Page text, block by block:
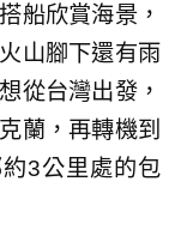
船欣賞海景，
山腳下還有雨
從台灣出發，
蘭，再轉機到
3公里處的包